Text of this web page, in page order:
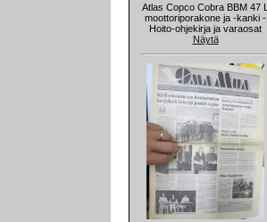
Atlas Copco Cobra BBM 47 L
moottoriporakone ja -kanki -
Hoito-ohjekirja ja varaosat
Näytä